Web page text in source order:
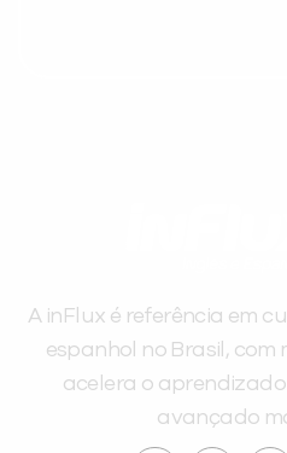
A inFlux é referência em
espanhol no Brasil,
acelera o aprendizado
avançado